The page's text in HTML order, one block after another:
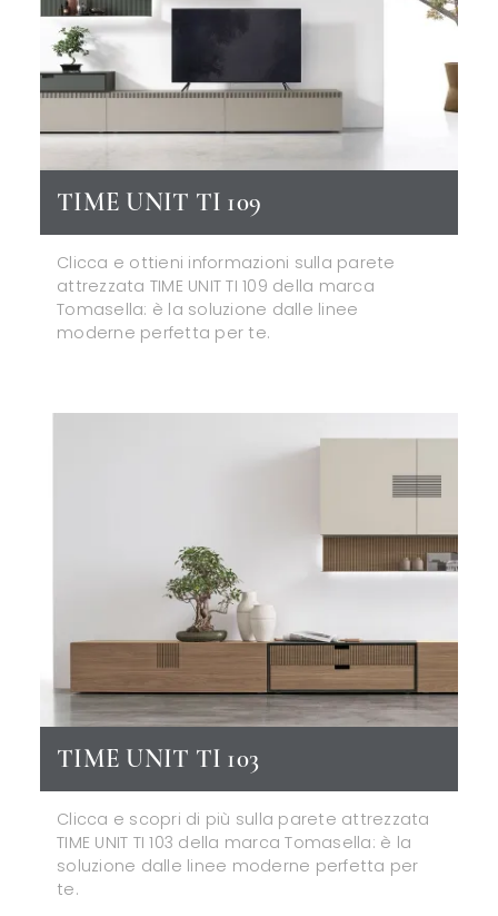
TIME UNIT TI 109
Clicca e ottieni informazioni sulla parete
attrezzata TIME UNIT TI 109 della marca
Tomasella: è la soluzione dalle linee
moderne perfetta per te.
TIME UNIT TI 103
Clicca e scopri di più sulla parete attrezzata
TIME UNIT TI 103 della marca Tomasella: è la
soluzione dalle linee moderne perfetta per
te.